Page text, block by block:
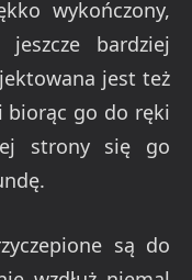
wykończony,
bardziej
jest też
biorąc go do ręki
strony się go
są do